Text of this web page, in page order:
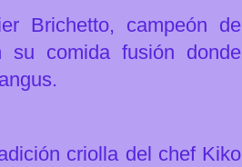
Brichetto, campeón de
su comida fusión donde
criolla del chef Kiko